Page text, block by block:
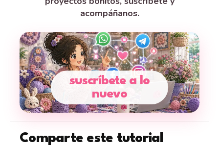
acompáñanos.
suscríbete a lo
nuevo
Comparte este tutorial